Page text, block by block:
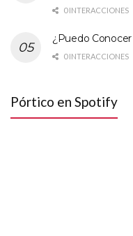
0 INTERACCIONES
¿Puedo
0 INTERACCIONES
Pórtico en Spotify